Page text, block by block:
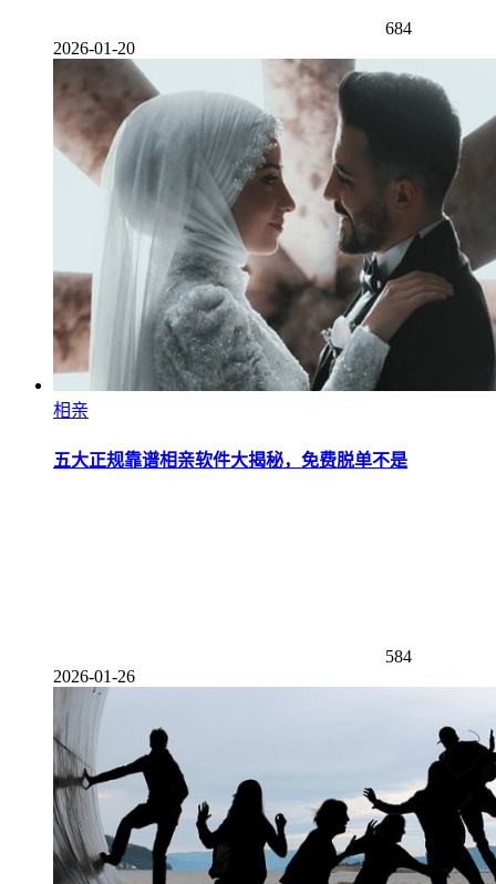
684
2026-01-20
相亲
五大正规靠谱相亲软件大揭秘，免费脱单不是
584
2026-01-26